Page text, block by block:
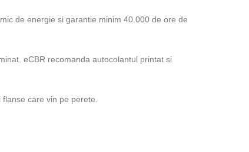
de energie si garantie minim 40.000 de ore de
eCBR recomanda autocolantul printat si
care vin pe perete.